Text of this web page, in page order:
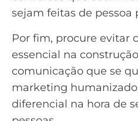
sejam feitas de pessoa
Por fim, procure evitar
essencial na
comunicação que se
marketing
diferencial na hora de